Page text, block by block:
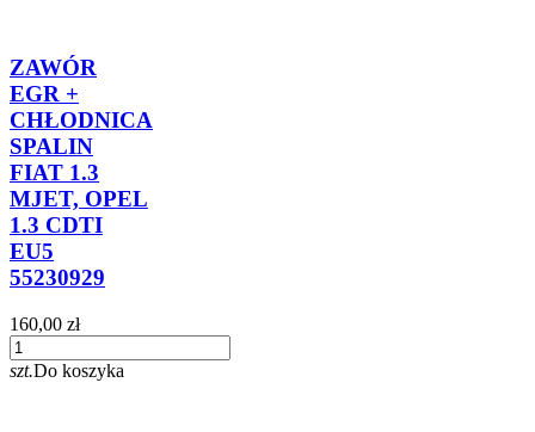
ZAWÓR
EGR +
CHŁODNICA
SPALIN
FIAT 1.3
MJET, OPEL
1.3 CDTI
EU5
55230929
160,00 zł
szt.Do koszyka